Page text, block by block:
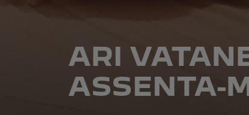
ARI
ASSENTA-